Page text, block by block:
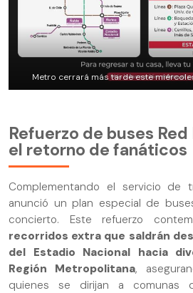
Metro cerrará más tarde este
Refuerzo de buses
el retorno de fanáticos
Complementando el servicio de
anunció un plan especial de
concierto. Este refuerzo
recorridos extra que saldrán
del Estadio Nacional hacia
Región Metropolitana,
quienes se dirijan a comunas